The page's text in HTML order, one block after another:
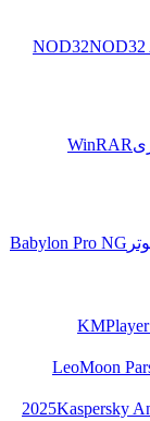
NOD32
WinRAR
Babylon Pro NG
KMPlayer
LeoMoon
Kaspersky